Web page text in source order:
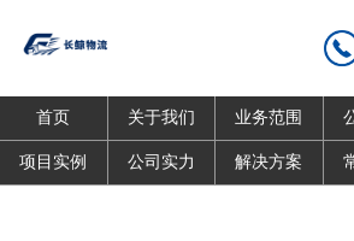
首页 关于我们 业务范围
项目实例 公司实力 解决方案